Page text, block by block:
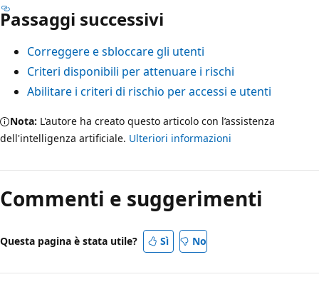
Passaggi successivi
Correggere e sbloccare gli utenti
Criteri disponibili per attenuare i rischi
Abilitare i criteri di rischio per accessi e utenti
Nota: L'autore ha creato questo articolo con l’assistenza
dell'intelligenza artificiale. Ulteriori informazioni
Commenti e suggerimenti
Questa pagina è stata utile? Sì No